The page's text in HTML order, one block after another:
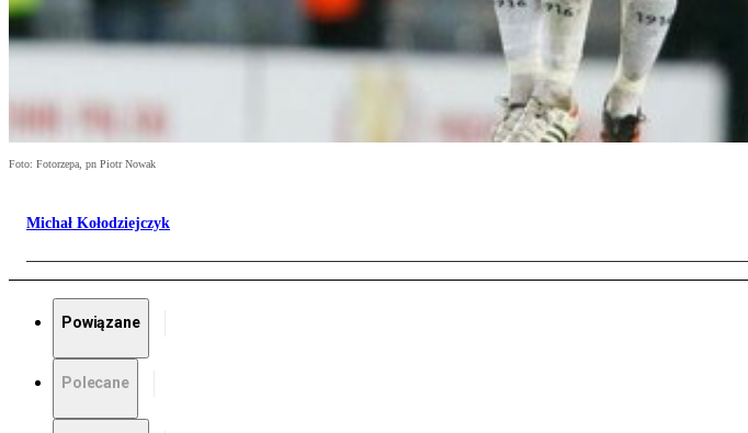
Foto: Fotorzepa, pn Piotr Nowak
Michał Kołodziejczyk
Powiązane
Polecane